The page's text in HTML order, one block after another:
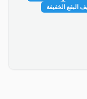
البقع الخفيفة